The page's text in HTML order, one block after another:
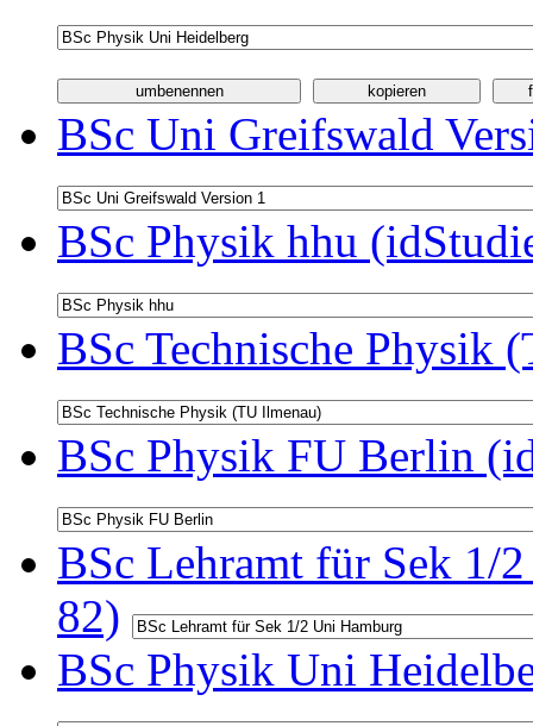
BSc Uni Greifswald
BSc Physik hhu
BSc Technische Physik
BSc Physik FU Berlin
BSc Lehramt für Sek 1/
82)
BSc Physik Uni